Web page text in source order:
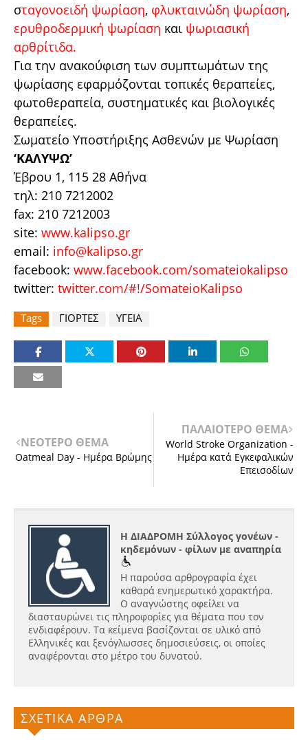
σταγονοειδή ψωρίαση, φλυκταινώδη ψωρίαση,
ερυθροδερμική ψωρίαση και ψωριασική
αρθρίτιδα.
Για την ανακούφιση των συμπτωμάτων της
ψωρίασης εφαρμόζονται τοπικές θεραπείες,
φωτοθεραπεία, συστηματικές και βιολογικές
θεραπείες.
Σωματείο Υποστήριξης Ασθενών με Ψωρίαση
‘ΚΑΛΥΨΩ’
Έβρου 1, 115 28 Αθήνα
τηλ: 210 7212002
fax: 210 7212003
site: www.kalipso.gr
email: info@kalipso.gr
facebook: www.facebook.com/somateiokalipso
twitter: twitter.com/#!/SomateioKalipso
Tags ΓΙΟΡΤΕΣ ΥΓΕΙΑ
ΝΕΟΤΕΡΟ ΘΕΜΑ
Oatmeal Day - Ημέρα Βρώμης
ΠΑΛΑΙΟΤΕΡΟ ΘΕΜΑ
World Stroke Organization -
Ημέρα κατά Εγκεφαλικών
Επεισοδίων
Η ΔΙΑΔΡΟΜΗ Σύλλογος γονέων -
κηδεμόνων - φίλων με αναπηρία
Η παρούσα αρθρογραφία έχει
καθαρά ενημερωτικό χαρακτήρα.
Ο αναγνώστης οφείλει να
διασταυρώνει τις πληροφορίες για θέματα που τον
ενδιαφέρουν. Τα κείμενα βασίζονται σε υλικό από
Ελληνικές και ξενόγλωσσες δημοσιεύσεις, οι οποίες
αναφέρονται στο μέτρο του δυνατού.
ΣΧΕΤΙΚΑ ΑΡΘΡΑ